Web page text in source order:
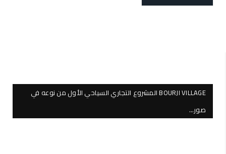
BOURJI VILLAGE المشروع التجاري السياحي الأول من نوعه في
صور…